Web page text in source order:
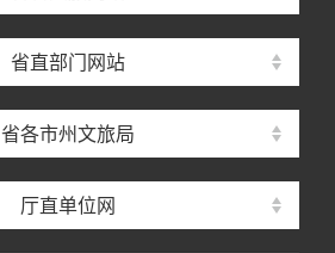
省直部门网站
省各市州文旅局
厅直单位网